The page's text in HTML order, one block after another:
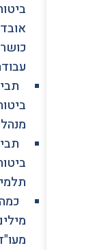
כושר
כמה